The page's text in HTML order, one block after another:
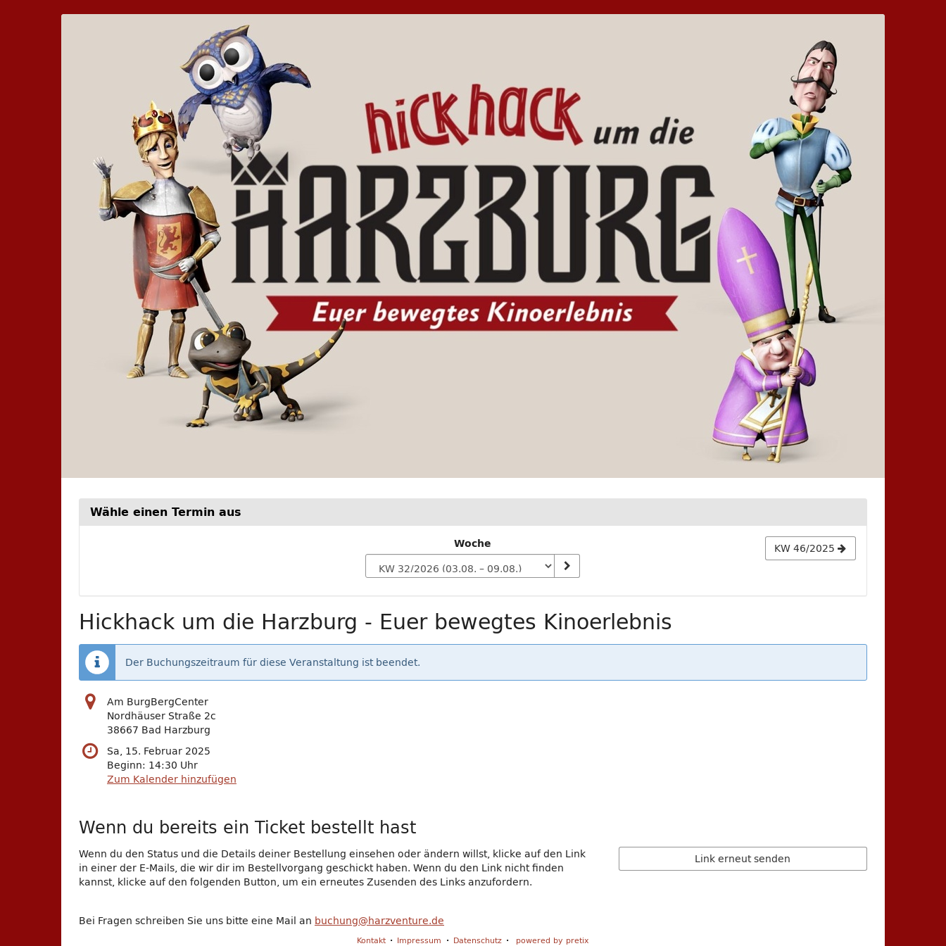
Hickhack
Harzburg
Euer
bewegtes
Kinoerlebnis
Wähle einen Termin aus
auswählen
Woche KW 46/2025
Hickhack um die Harzburg - Euer bewegtes Kinoerlebnis
Der Buchungszeitraum für diese Veranstaltung ist beendet.
Am BurgBergCenter
Nordhäuser Straße 2c
38667 Bad Harzburg
Sa, 15. Februar 2025
Beginn: 14:30 Uhr
Zum Kalender hinzufügen
Wenn du bereits ein Ticket bestellt hast
Wenn du den Status und die Details deiner Bestellung einsehen oder ändern willst, klicke auf den Link
in einer der E-Mails, die wir dir im Bestellvorgang geschickt haben. Wenn du den Link nicht finden
kannst, klicke auf den folgenden Button, um ein erneutes Zusenden des Links anzufordern.
Link erneut senden
Bei Fragen schreiben Sie uns bitte eine Mail an buchung@harzventure.de
Kontakt Impressum Datenschutz powered by pretix